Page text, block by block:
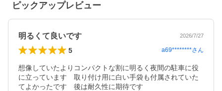
ピックアップレビュー
明るくて良いです 2026/7/27
5 a69********さん
想像していたよりコンパクトな割に明るく夜間の駐車に役
に立っています　取り付け用に白い手袋も付属されていた
てよかったです　後は耐久性に期待です